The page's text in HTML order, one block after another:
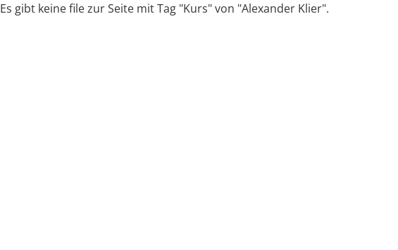
Es gibt keine file zur Seite mit Tag "Kurs" von "Alexander Klier".